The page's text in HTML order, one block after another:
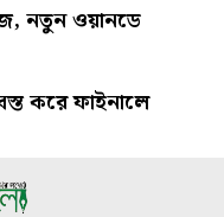
নতুন ওয়ানডে
করে ফাইনালে